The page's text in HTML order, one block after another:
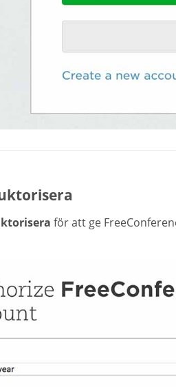
för att ge